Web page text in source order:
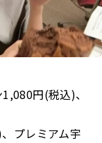
円(税込)、
プレミアム宇